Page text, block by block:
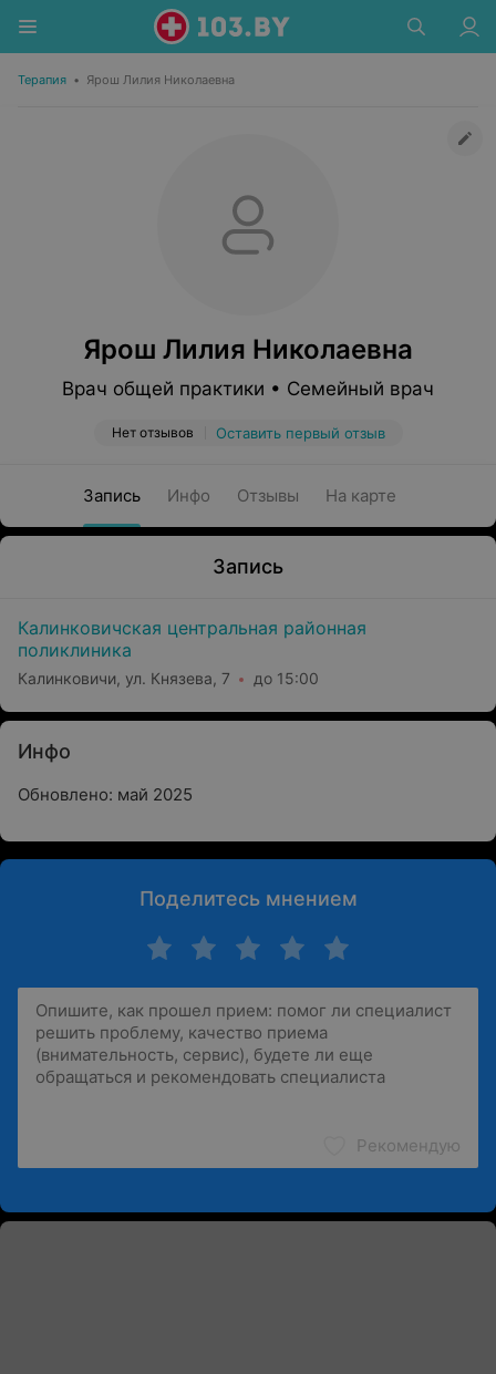
Терапия • Ярош Лилия Николаевна
Ярош Лилия Николаевна
Врач общей практики • Семейный врач
Нет отзывов Оставить первый отзыв
Запись Инфо Отзывы На карте
Запись
Калинковичская центральная районная
поликлиника
Калинковичи, ул. Князева, 7 до 15:00
Инфо
Обновлено: май 2025
Поделитесь мнением
Рекомендую